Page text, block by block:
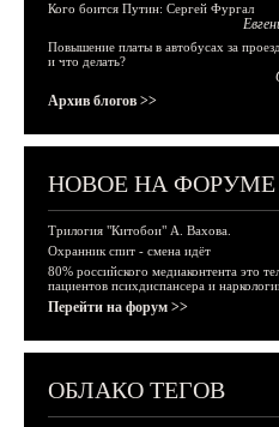
Кого боится Путин: Сергей Фургал
Повышение платы в автобусах за
и что делать?
Архив блогов >>
НОВОЕ НА ФОРУМЕ
Трилогия "Китобои" А. Вахова.
Охранник спит - смена идёт
80% российского медиаконтента это
пациентов психдиспансера и
Перейти на форум >>
ОБЛАКО ТЕГОВ